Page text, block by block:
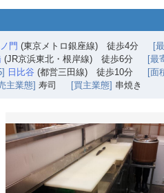
門 (東京メトロ銀座線) 徒歩4分 [
(JR京浜東北・根岸線) 徒歩6分 [最
日比谷 (都営三田線) 徒歩10分 [面
主業態] 寿司 [買主業態] 串焼き